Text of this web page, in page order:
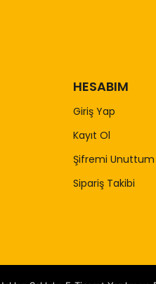
HESABIM
Giriş Yap
Kayıt Ol
Şifremi Unuttum
Sipariş Takibi